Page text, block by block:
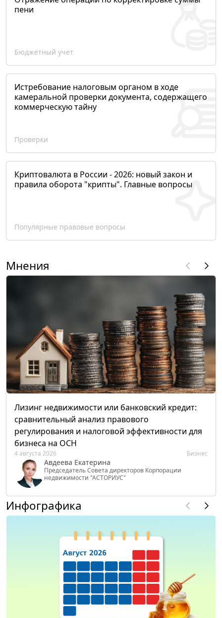
пени
Бюджетный учет
Истребование налоговым органом в ходе
камеральной проверки документа, содержащего
коммерческую тайну
Проверки
Криптовалюта в России - 2026: новый закон и
правила оборота "крипты". Главные вопросы
Популярные правовые вопросы
Мнения
Лизинг недвижимости или банковский кредит:
сравнительный анализ правового
регулирования и налоговой эффективности для
бизнеса на ОСН
4 августа 2026 Бизнес
Авдеева Екатерина
Председатель Совета директоров Корпорации
недвижимости "АСТОРИУС"
Инфографика